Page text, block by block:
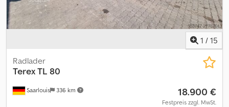
Partnerwerkstätten! Fahrzeug kann mit Werbung beklebt
und/oder beschriftet sein. Es gelten unsere allgemeinen Liefer-
und Zahlungsbedingungen.
1 / 15
Saarlouis 336 km
Radlader
TerexTL 80
18.900 €
Festpreis zzgl. MwSt.